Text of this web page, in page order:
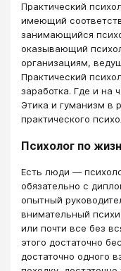
Практический
имеющий
занимающийся
оказывающий
организациям,
Практический
заработка. Где и на
Этика и гуманизм в
практического
Психолог по
Есть люди —
обязательно с
опытный
внимательный
или почти все без
этого достаточно
достаточно одного